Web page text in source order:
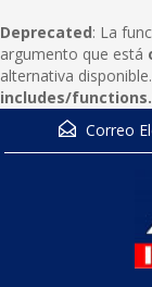
Deprecated: La
argumento que está
alternativa
includes/
Correo